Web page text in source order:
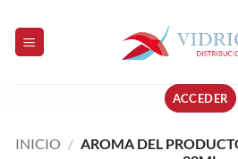
contenido
ACCEDER
INICIO / AROMA DEL